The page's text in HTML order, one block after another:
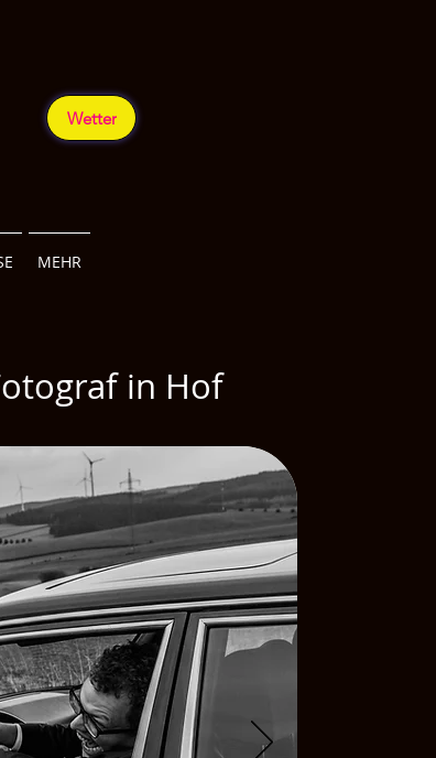
Wetter
MEHR
in Hof